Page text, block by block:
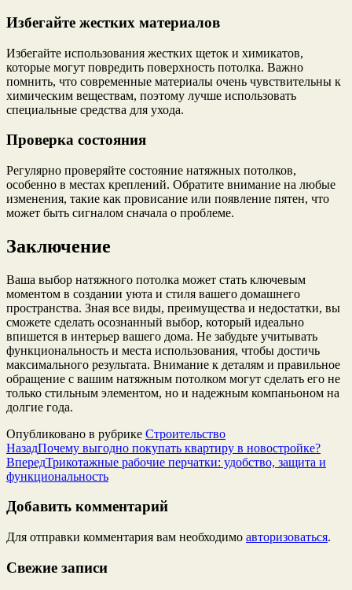
Избегайте жестких материалов
Избегайте использования жестких щеток и химикатов,
которые могут повредить поверхность потолка. Важно
помнить, что современные материалы очень чувствительны к
химическим веществам, поэтому лучше использовать
специальные средства для ухода.
Проверка состояния
Регулярно проверяйте состояние натяжных потолков,
особенно в местах креплений. Обратите внимание на любые
изменения, такие как провисание или появление пятен, что
может быть сигналом сначала о проблеме.
Заключение
Ваша выбор натяжного потолка может стать ключевым
моментом в создании уюта и стиля вашего домашнего
пространства. Зная все виды, преимущества и недостатки, вы
сможете сделать осознанный выбор, который идеально
впишется в интерьер вашего дома. Не забудьте учитывать
функциональность и места использования, чтобы достичь
максимального результата. Внимание к деталям и правильное
обращение с вашим натяжным потолком могут сделать его не
только стильным элементом, но и надежным компаньоном на
долгие года.
Опубликовано в рубрике Строительство
НазадПочему выгодно покупать квартиру в новостройке?
ВпередТрикотажные рабочие перчатки: удобство, защита и
функциональность
Добавить комментарий
Для отправки комментария вам необходимо авторизоваться.
Свежие записи